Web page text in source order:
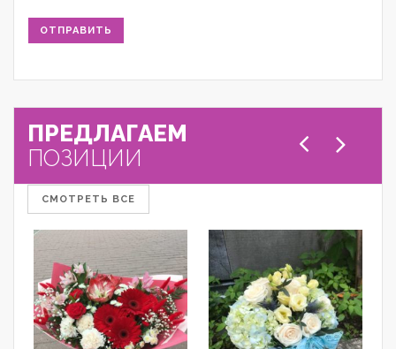
ПРЕДЛАГАЕМ
ПОЗИЦИИ
СМОТРЕТЬ ВСЕ